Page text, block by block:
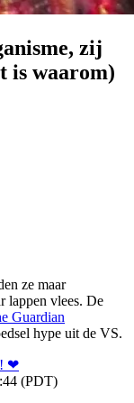
zij
is waarom)
ze maar
lappen vlees. De
Guardian
hype uit de VS.
❤
(PDT)